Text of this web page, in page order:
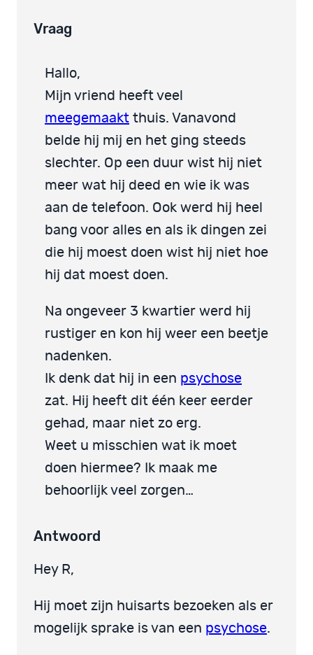
Vraag
Hallo,
Mijn vriend heeft veel
meegemaakt thuis. Vanavond
belde hij mij en het ging steeds
slechter. Op een duur wist hij niet
meer wat hij deed en wie ik was
aan de telefoon. Ook werd hij heel
bang voor alles en als ik dingen zei
die hij moest doen wist hij niet hoe
hij dat moest doen.
Na ongeveer 3 kwartier werd hij
rustiger en kon hij weer een beetje
nadenken.
Ik denk dat hij in een psychose
zat. Hij heeft dit één keer eerder
gehad, maar niet zo erg.
Weet u misschien wat ik moet
doen hiermee? Ik maak me
behoorlijk veel zorgen…
Antwoord
Hey R,
Hij moet zijn huisarts bezoeken als er
mogelijk sprake is van een psychose.